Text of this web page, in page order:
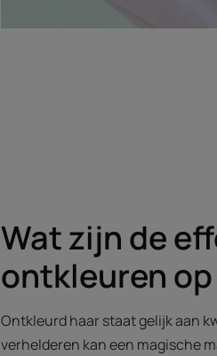
Wat zijn de
ontkleuren
Ontkleurd haar staat gelijk aan
verhelderen kan een magische